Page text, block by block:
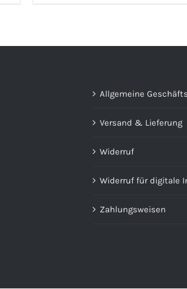
Allgemeine
Versand & Lieferung
Widerruf
Widerruf für digitale
Zahlungsweisen